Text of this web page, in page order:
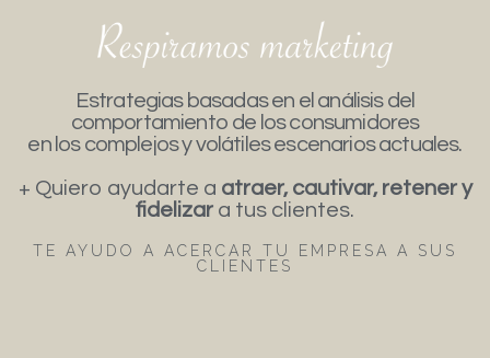
Estrategias basadas en el análisis del
comportamiento de los consumidores
en los complejos y volátiles escenarios actuales.
+ Quiero ayudarte a atraer, cautivar, retener y
fidelizar a tus clientes.
TE AYUDO A ACERCAR TU EMPRESA A SUS
CLIENTES